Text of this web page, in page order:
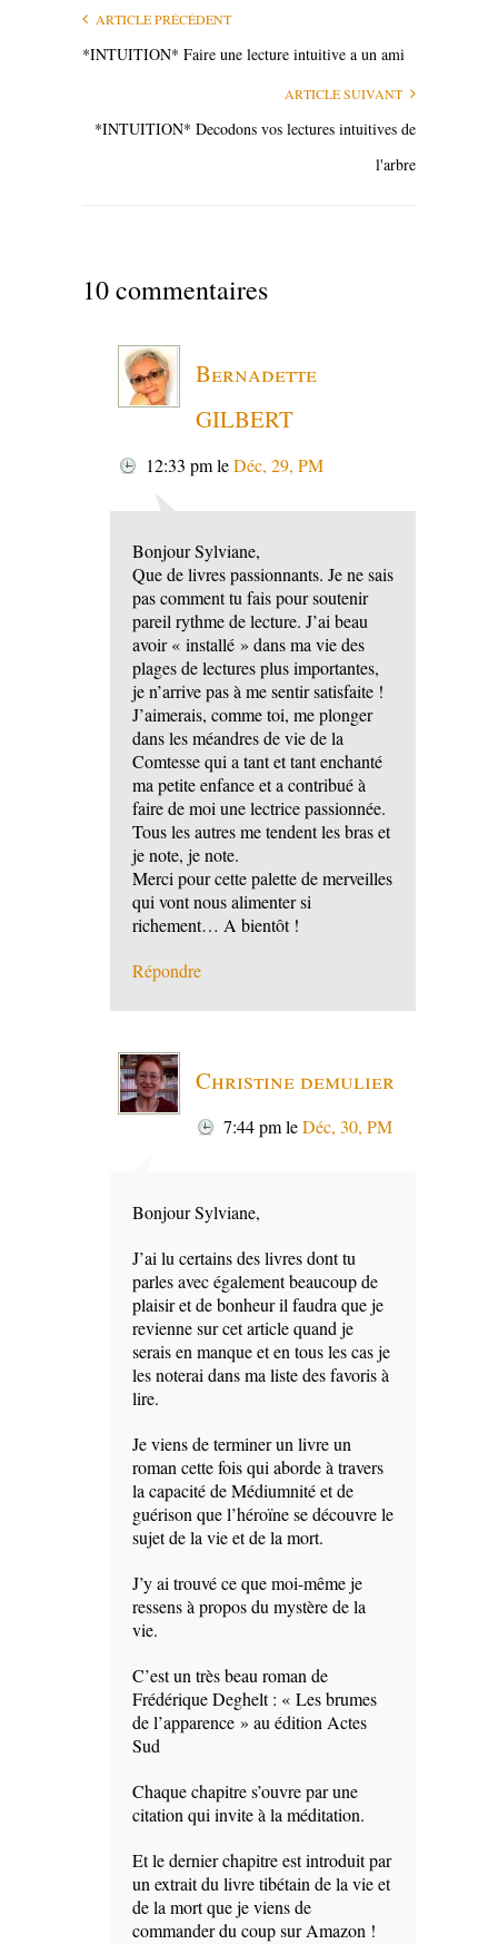
ARTICLE PRÉCÉDENT
*INTUITION* Faire une lecture intuitive a un ami
ARTICLE SUIVANT
*INTUITION* Decodons vos lectures intuitives de
l'arbre
10 commentaires
Bernadette
GILBERT
12:33 pmleDéc, 29, PM
Bonjour Sylviane,
Que de livres passionnants. Je ne sais
pas comment tu fais pour soutenir
pareil rythme de lecture. J’ai beau
avoir « installé » dans ma vie des
plages de lectures plus importantes,
je n’arrive pas à me sentir satisfaite !
J’aimerais, comme toi, me plonger
dans les méandres de vie de la
Comtesse qui a tant et tant enchanté
ma petite enfance et a contribué à
faire de moi une lectrice passionnée.
Tous les autres me tendent les bras et
je note, je note.
Merci pour cette palette de merveilles
qui vont nous alimenter si
richement… A bientôt !
Répondre
Christine demulier
7:44 pmleDéc, 30, PM
Bonjour Sylviane,
J’ai lu certains des livres dont tu
parles avec également beaucoup de
plaisir et de bonheur il faudra que je
revienne sur cet article quand je
serais en manque et en tous les cas je
les noterai dans ma liste des favoris à
lire.
Je viens de terminer un livre un
roman cette fois qui aborde à travers
la capacité de Médiumnité et de
guérison que l’héroïne se découvre le
sujet de la vie et de la mort.
J’y ai trouvé ce que moi-même je
ressens à propos du mystère de la
vie.
C’est un très beau roman de
Frédérique Deghelt : « Les brumes
de l’apparence » au édition Actes
Sud
Chaque chapitre s’ouvre par une
citation qui invite à la méditation.
Et le dernier chapitre est introduit par
un extrait du livre tibétain de la vie et
de la mort que je viens de
commander du coup sur Amazon !